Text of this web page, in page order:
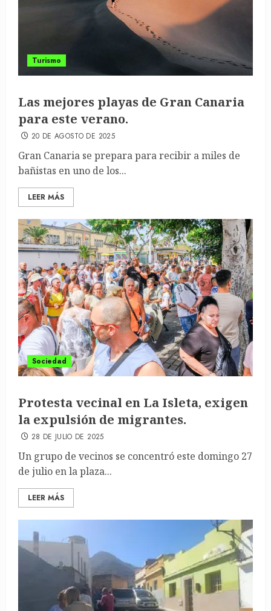
Turismo
Las mejores playas de Gran Canaria
para este verano.
20 DE AGOSTO DE 2025
Gran Canaria se prepara para recibir a miles de
bañistas en uno de los...
LEER MÁS
Sociedad
Protesta vecinal en La Isleta, exigen
la expulsión de migrantes.
28 DE JULIO DE 2025
Un grupo de vecinos se concentró este domingo 27
de julio en la plaza...
LEER MÁS